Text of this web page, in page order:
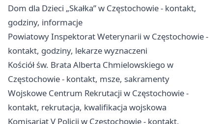
Dom dla Dzieci „Skałka” w Częstochowie - kontakt,
godziny, informacje
Powiatowy Inspektorat Weterynarii w Częstochowie -
kontakt, godziny, lekarze wyznaczeni
Kościół św. Brata Alberta Chmielowskiego w
Częstochowie - kontakt, msze, sakramenty
Wojskowe Centrum Rekrutacji w Częstochowie -
kontakt, rekrutacja, kwalifikacja wojskowa
Komisariat V Policji w Częstochowie - kontakt,